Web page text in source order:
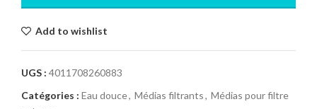
Add to wishlist
UGS : 4011708260883
Catégories : Eau douce, Médias filtrants, Médias pour filtre